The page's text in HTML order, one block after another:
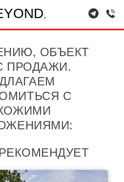
YOND.
ОБЪЕКТ
ПРОДАЖИ.
С
РЕКОМЕНДУЕТ